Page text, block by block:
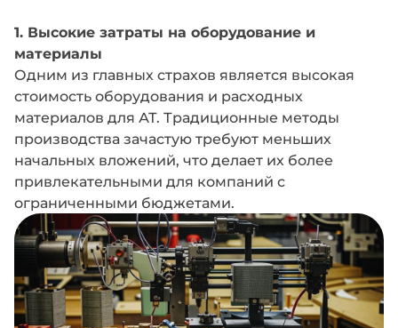
1. Высокие затраты на оборудование и
материалы
Одним из главных страхов является высокая
стоимость оборудования и расходных
материалов для АТ. Традиционные методы
производства зачастую требуют меньших
начальных вложений, что делает их более
привлекательными для компаний с
ограниченными бюджетами.